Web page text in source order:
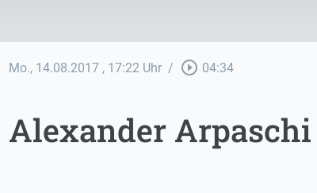
Mo., 14.08.2017 , 17:22 Uhr / play_circle_outline 04:34
Alexander Arpaschi